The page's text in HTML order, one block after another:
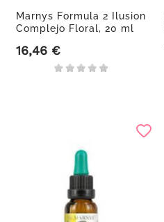
Marnys Formula 2 Ilusion
Complejo Floral, 20 ml
Precio
16,46 €